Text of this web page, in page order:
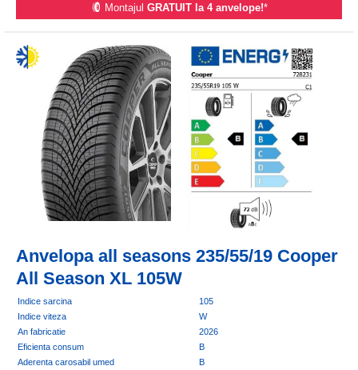
Montajul GRATUIT la 4 anvelope!*
Anvelopa all seasons 235/55/19 Cooper
All Season XL 105W
Indice sarcina
105
Indice viteza
W
An fabricatie
2026
Eficienta consum
B
Aderenta carosabil umed
B